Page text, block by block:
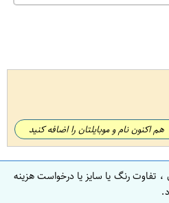
هم اکنون نام و موبایلتان را اضافه کنید
تفاوت رنگ یا سایز یا درخواست هزینه